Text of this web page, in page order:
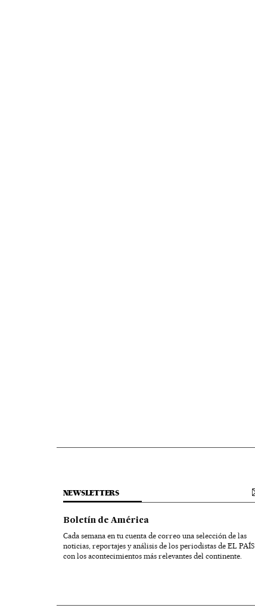
NEWSLETTERS
Boletín de América
Cada semana en tu cuenta de correo una selección de las
noticias, reportajes y análisis de los periodistas de EL PAÍS
con los acontecimientos más relevantes del continente.